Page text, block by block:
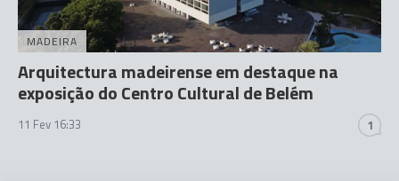
MADEIRA
Arquitectura madeirense em destaque na
exposição do Centro Cultural de Belém
11 Fev 16:33 1